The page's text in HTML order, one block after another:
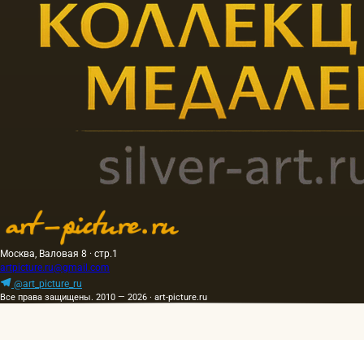
Москва, Валовая 8 · стр.1
artpicture.ru@gmail.com
@art_picture_ru
Все права защищены. 2010 — 2026 · art-picture.ru